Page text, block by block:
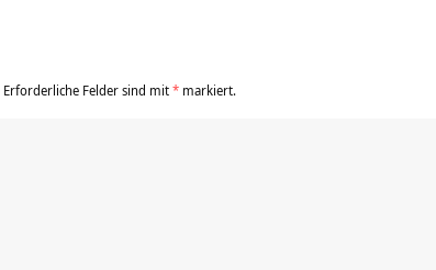
Erforderliche Felder sind mit* markiert.